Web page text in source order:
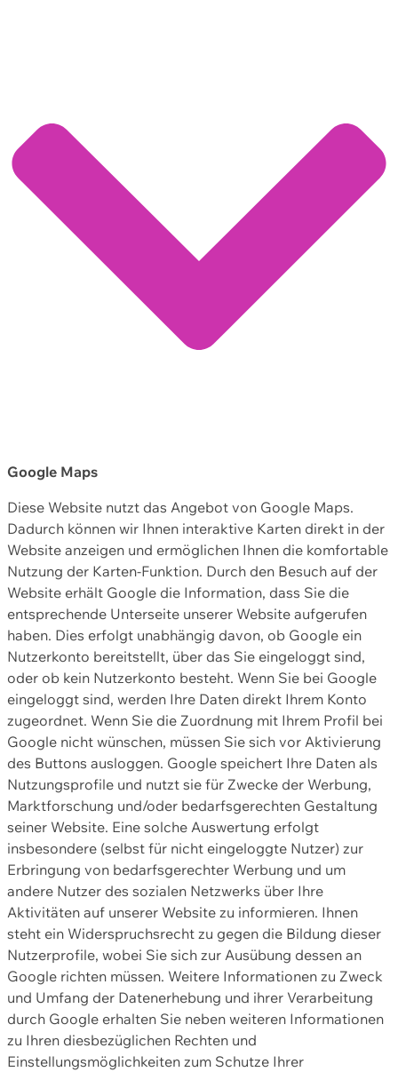
Google Maps
Diese Website nutzt das Angebot von Google Maps.
Dadurch können wir Ihnen interaktive Karten direkt in der
Website anzeigen und ermöglichen Ihnen die komfortable
Nutzung der Karten-Funktion. Durch den Besuch auf der
Website erhält Google die Information, dass Sie die
entsprechende Unterseite unserer Website aufgerufen
haben. Dies erfolgt unabhängig davon, ob Google ein
Nutzerkonto bereitstellt, über das Sie eingeloggt sind,
oder ob kein Nutzerkonto besteht. Wenn Sie bei Google
eingeloggt sind, werden Ihre Daten direkt Ihrem Konto
zugeordnet. Wenn Sie die Zuordnung mit Ihrem Profil bei
Google nicht wünschen, müssen Sie sich vor Aktivierung
des Buttons ausloggen. Google speichert Ihre Daten als
Nutzungsprofile und nutzt sie für Zwecke der Werbung,
Marktforschung und/oder bedarfsgerechten Gestaltung
seiner Website. Eine solche Auswertung erfolgt
insbesondere (selbst für nicht eingeloggte Nutzer) zur
Erbringung von bedarfsgerechter Werbung und um
andere Nutzer des sozialen Netzwerks über Ihre
Aktivitäten auf unserer Website zu informieren. Ihnen
steht ein Widerspruchsrecht zu gegen die Bildung dieser
Nutzerprofile, wobei Sie sich zur Ausübung dessen an
Google richten müssen. Weitere Informationen zu Zweck
und Umfang der Datenerhebung und ihrer Verarbeitung
durch Google erhalten Sie neben weiteren Informationen
zu Ihren diesbezüglichen Rechten und
Einstellungsmöglichkeiten zum Schutze Ihrer